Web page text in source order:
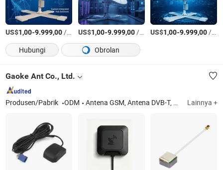
US$1,00-9.999,00/Bagian US$1,00-9.999,00/Bagian US$1,00-9.999,00/Bagian
Hubungi
Obrolan
Gaoke Ant Co., Ltd.
Produsen/Pabrik ODM Antena GSM, Antena DVB-T, Antena Glonass, Antena GSM Lainnya +